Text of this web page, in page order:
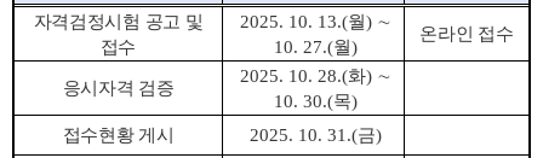
자격검정시험 공고 및
접수
2025. 10. 13.(월) ∼
10. 27.(월)
온라인 접수
응시자격 검증
2025. 10. 28.(화) ∼
10. 30.(목)
접수현황 게시
2025. 10. 31.(금)